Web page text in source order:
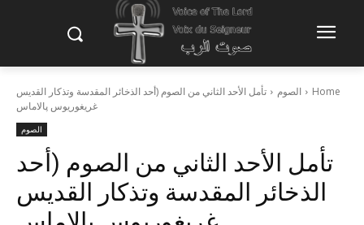
Home الصوم
تأمل الأحد الثاني من الصوم (أحد الذخائر المقدسة وتذكار القديس
غريغوريوس پالاماس
الصوم
تأمل الأحد الثاني من الصوم (أحد
الذخائر المقدسة وتذكار القديس